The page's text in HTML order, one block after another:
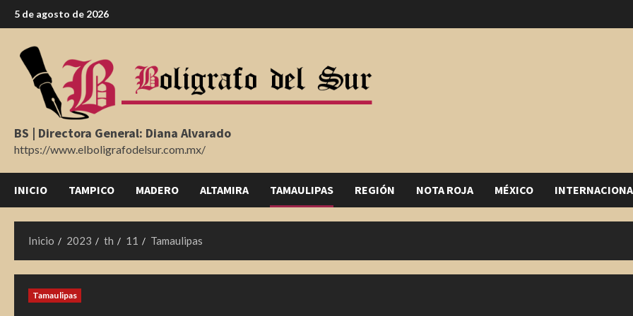
Saltar
al
contenido
5 de agosto de 2026
BS | Directora General: Diana Alvarado
https://www.elboligrafodelsur.com.mx/
INICIO TAMPICO MADERO ALTAMIRA TAMAULIPAS REGIÓN NOTA ROJA MÉXICO
Inicio 2023 th 11 Tamaulipas
Tamaulipas